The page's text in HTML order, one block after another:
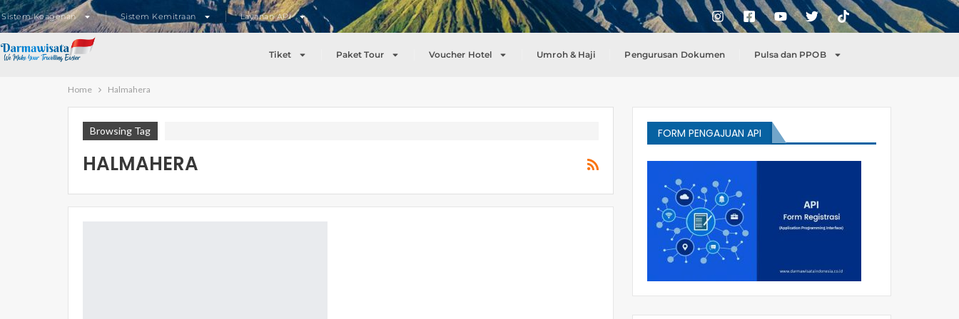
Sistem Keagenan Sistem Kemitraan Layanan API
Tiket Paket Tour Voucher Hotel Umroh & Haji Pengurusan Dokumen Pulsa dan PPOB
Home Halmahera
Browsing Tag
HALMAHERA
FORM PENGAJUAN API